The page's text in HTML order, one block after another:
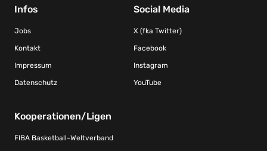
Infos
Jobs
Kontakt
Impressum
Datenschutz
Social Media
X (fka Twitter)
Facebook
Instagram
YouTube
Kooperationen/Ligen
FIBA Basketball-Weltverband